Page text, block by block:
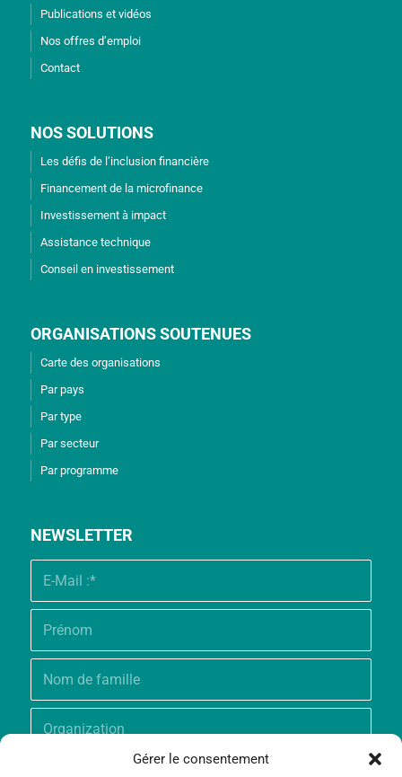
Gérer le consentement
Publications et vidéos
Nos offres d’emploi
Contact
NOS SOLUTIONS
Les défis de l’inclusion financière
Financement de la microfinance
Investissement à impact
Assistance technique
Conseil en investissement
ORGANISATIONS SOUTENUES
Carte des organisations
Par pays
Par type
Par secteur
Par programme
NEWSLETTER